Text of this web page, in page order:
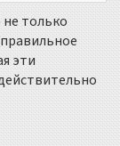
только
эти